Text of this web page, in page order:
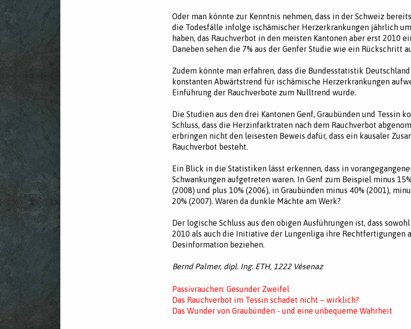
Oder man könnte zur Kenntnis nehmen, dass in der Schweiz
die Todesfälle infolge ischämischer Herzerkrankungen jährlich
haben, das Rauchverbot in den meisten Kantonen aber erst 2010
Daneben sehen die 7% aus der Genfer Studie wie ein Rückschritt
Zudem könnte man erfahren, dass die Bundesstatistik
konstanten Abwärtstrend für ischämische Herzerkrankungen
Einführung der Rauchverbote zum Nulltrend wurde.
Die Studien aus den drei Kantonen Genf, Graubünden und Tessin
Schluss, dass die Herzinfarktraten nach dem Rauchverbot
erbringen nicht den leisesten Beweis dafür, dass ein kausaler
Rauchverbot besteht.
Ein Blick in die Statistiken lässt erkennen, dass in
Schwankungen aufgetreten waren. In Genf zum Beispiel minus
(2008) und plus 10% (2006), in Graubünden minus 40% (2001),
20% (2007). Waren da dunkle Mächte am Werk?
Der logische Schluss aus den obigen Ausführungen ist, dass
2010 als auch die Initiative der Lungenliga ihre Rechtfertigungen
Desinformation beziehen.
Bernd Palmer, dipl. Ing. ETH, 1222 Vésenaz
Passivrauchen: Gesunder Zweifel
Das Rauchverbot im Tessin schadet nicht – wirklich?
Das Wunder von Graubünden - und eine unbequeme Wahrheit